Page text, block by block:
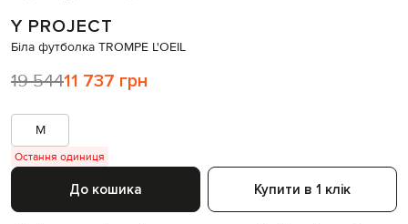
Y PROJECT
Біла футболка TROMPE L'OEIL
19 54411 737 грн
M
Остання одиниця
До кошика Купити в 1 клік